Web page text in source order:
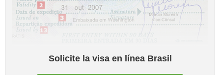
Solicite la visa en línea Brasil